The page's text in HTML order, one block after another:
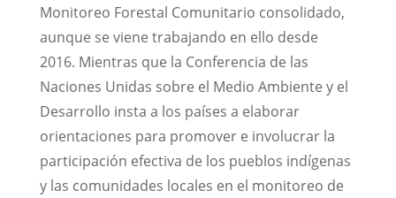
Monitoreo Forestal Comunitario consolidado,
aunque se viene trabajando en ello desde
2016. Mientras que la Conferencia de las
Naciones Unidas sobre el Medio Ambiente y el
Desarrollo insta a los países a elaborar
orientaciones para promover e involucrar la
participación efectiva de los pueblos indígenas
y las comunidades locales en el monitoreo de